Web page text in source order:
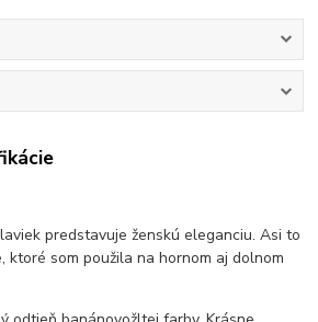
predstavuje ženskú eleganciu. Asi to
ktoré som použila na hornom aj dolnom